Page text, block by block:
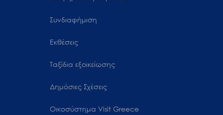
Συνδιαφήμιση
Εκθέσεις
Ταξίδια εξοικείωσης
Δημόσιες Σχέσεις
Oικοσύστημα Visit Greece